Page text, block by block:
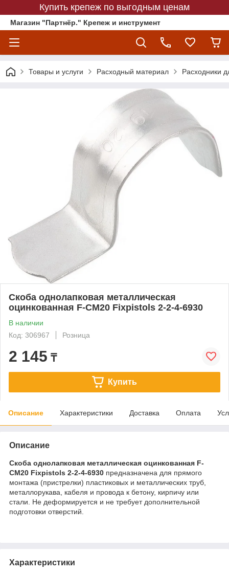
Купить крепеж по выгодным ценам
Магазин "Партнёр." Крепеж и инструмент
Товары и услуги Расходный материал Расходники
Скоба однолапковая металлическая
оцинкованная F-CM20 Fixpistols 2-2-4-6930
В наличии
Код: 306967
Розница
2 145 ₸
Купить
Описание Характеристики Доставка Оплата
Описание
Скоба однолапковая металлическая оцинкованная F-
CM20 Fixpistols 2-2-4-6930 предназначена для прямого
монтажа (пристрелки) пластиковых и металлических труб,
металлорукава, кабеля и провода к бетону, кирпичу или
стали. Не деформируется и не требует дополнительной
подготовки отверстий.
Характеристики